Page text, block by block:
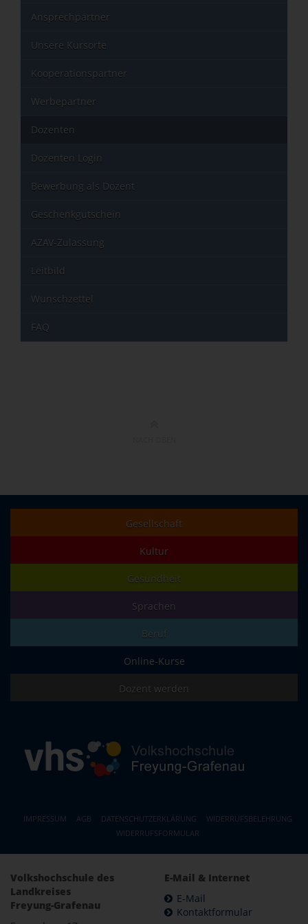
Ansprechpartner
Unsere Kursorte
Kooperationspartner
Werbepartner
Dozenten
Dozenten Login
Bewerbung als Dozent
Geschenkgutschein
AZAV-Zulassung
Leitbild
Wunschzettel
FAQ
Gesellschaft
Kultur
Gesundheit
Sprachen
Beruf
Online-Kurse
Dozent werden
IMPRESSUM AGB DATENSCHUTZERKLÄRUNG
WIDERRUFSBELEHRUNG
WIDERRUFSFORMULAR
Volkshochschule des
Landkreises
Freyung-Grafenau
E-Mail & Internet
E-Mail
Kontaktformular